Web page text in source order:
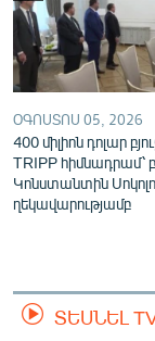
ՕԳՈՍՏՈՍ 05, 2026
400 միլիոն դոլար
TRIPP հիմնադրամ՝
Կոնստանտին
ղեկավարությամբ
ՏԵՍՆԵԼ